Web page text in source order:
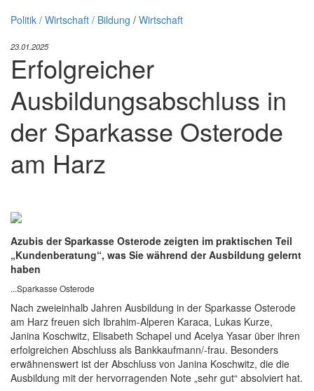
Politik / Wirtschaft / Bildung / Wirtschaft
23.01.2025
Erfolgreicher
Ausbildungsabschluss in
der Sparkasse Osterode
am Harz
Azubis der Sparkasse Osterode zeigten im praktischen Teil
„Kundenberatung“, was Sie während der Ausbildung gelernt
haben
...Sparkasse Osterode
Nach zweieinhalb Jahren Ausbildung in der Sparkasse Osterode
am Harz freuen sich Ibrahim-Alperen Karaca, Lukas Kurze,
Janina Koschwitz, Elisabeth Schapel und Acelya Yasar über ihren
erfolgreichen Abschluss als Bankkaufmann/-frau. Besonders
erwähnenswert ist der Abschluss von Janina Koschwitz, die die
Ausbildung mit der hervorragenden Note „sehr gut“ absolviert hat.